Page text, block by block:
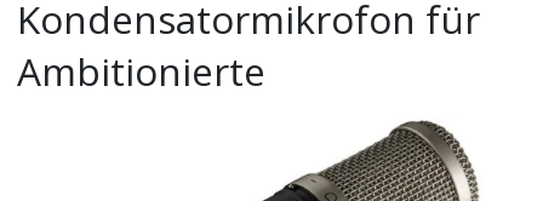
Kondensatormikrofon für
Ambitionierte